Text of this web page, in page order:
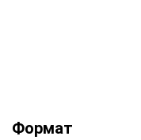
Формат